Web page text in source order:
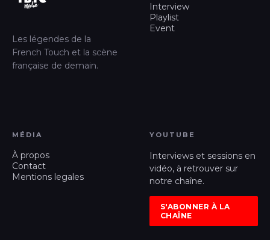
Les légendes de la
French Touch et la scène
française de demain.
Interview
Playlist
Event
MÉDIA
À propos
Contact
Mentions legales
YOUTUBE
Interviews et sessions en
vidéo, à retrouver sur
notre chaîne.
S'ABONNER À LA
CHAÎNE